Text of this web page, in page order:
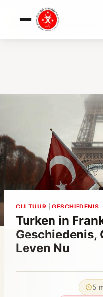
Turken in Frankrijk: Geschiedenis,
CULTUUR GESCHIEDENIS
Turken in
Geschiedenis,
Leven Nu
5